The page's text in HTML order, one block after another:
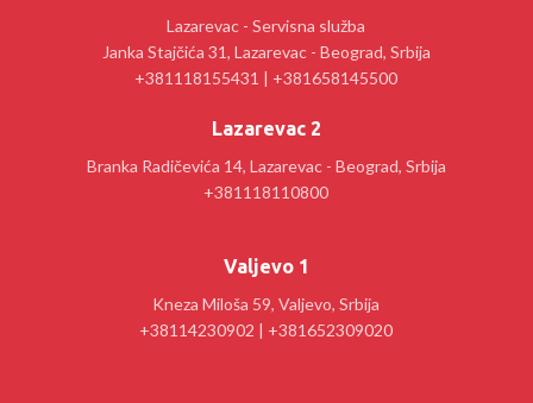
Lazarevac - Servisna služba
Janka Stajčića 31, Lazarevac - Beograd, Srbija
+381118155431 | +381658145500
Lazarevac 2
Branka Radičevića 14, Lazarevac - Beograd, Srbija
+381118110800
Valjevo 1
Kneza Miloša 59, Valjevo, Srbija
+38114230902 | +381652309020